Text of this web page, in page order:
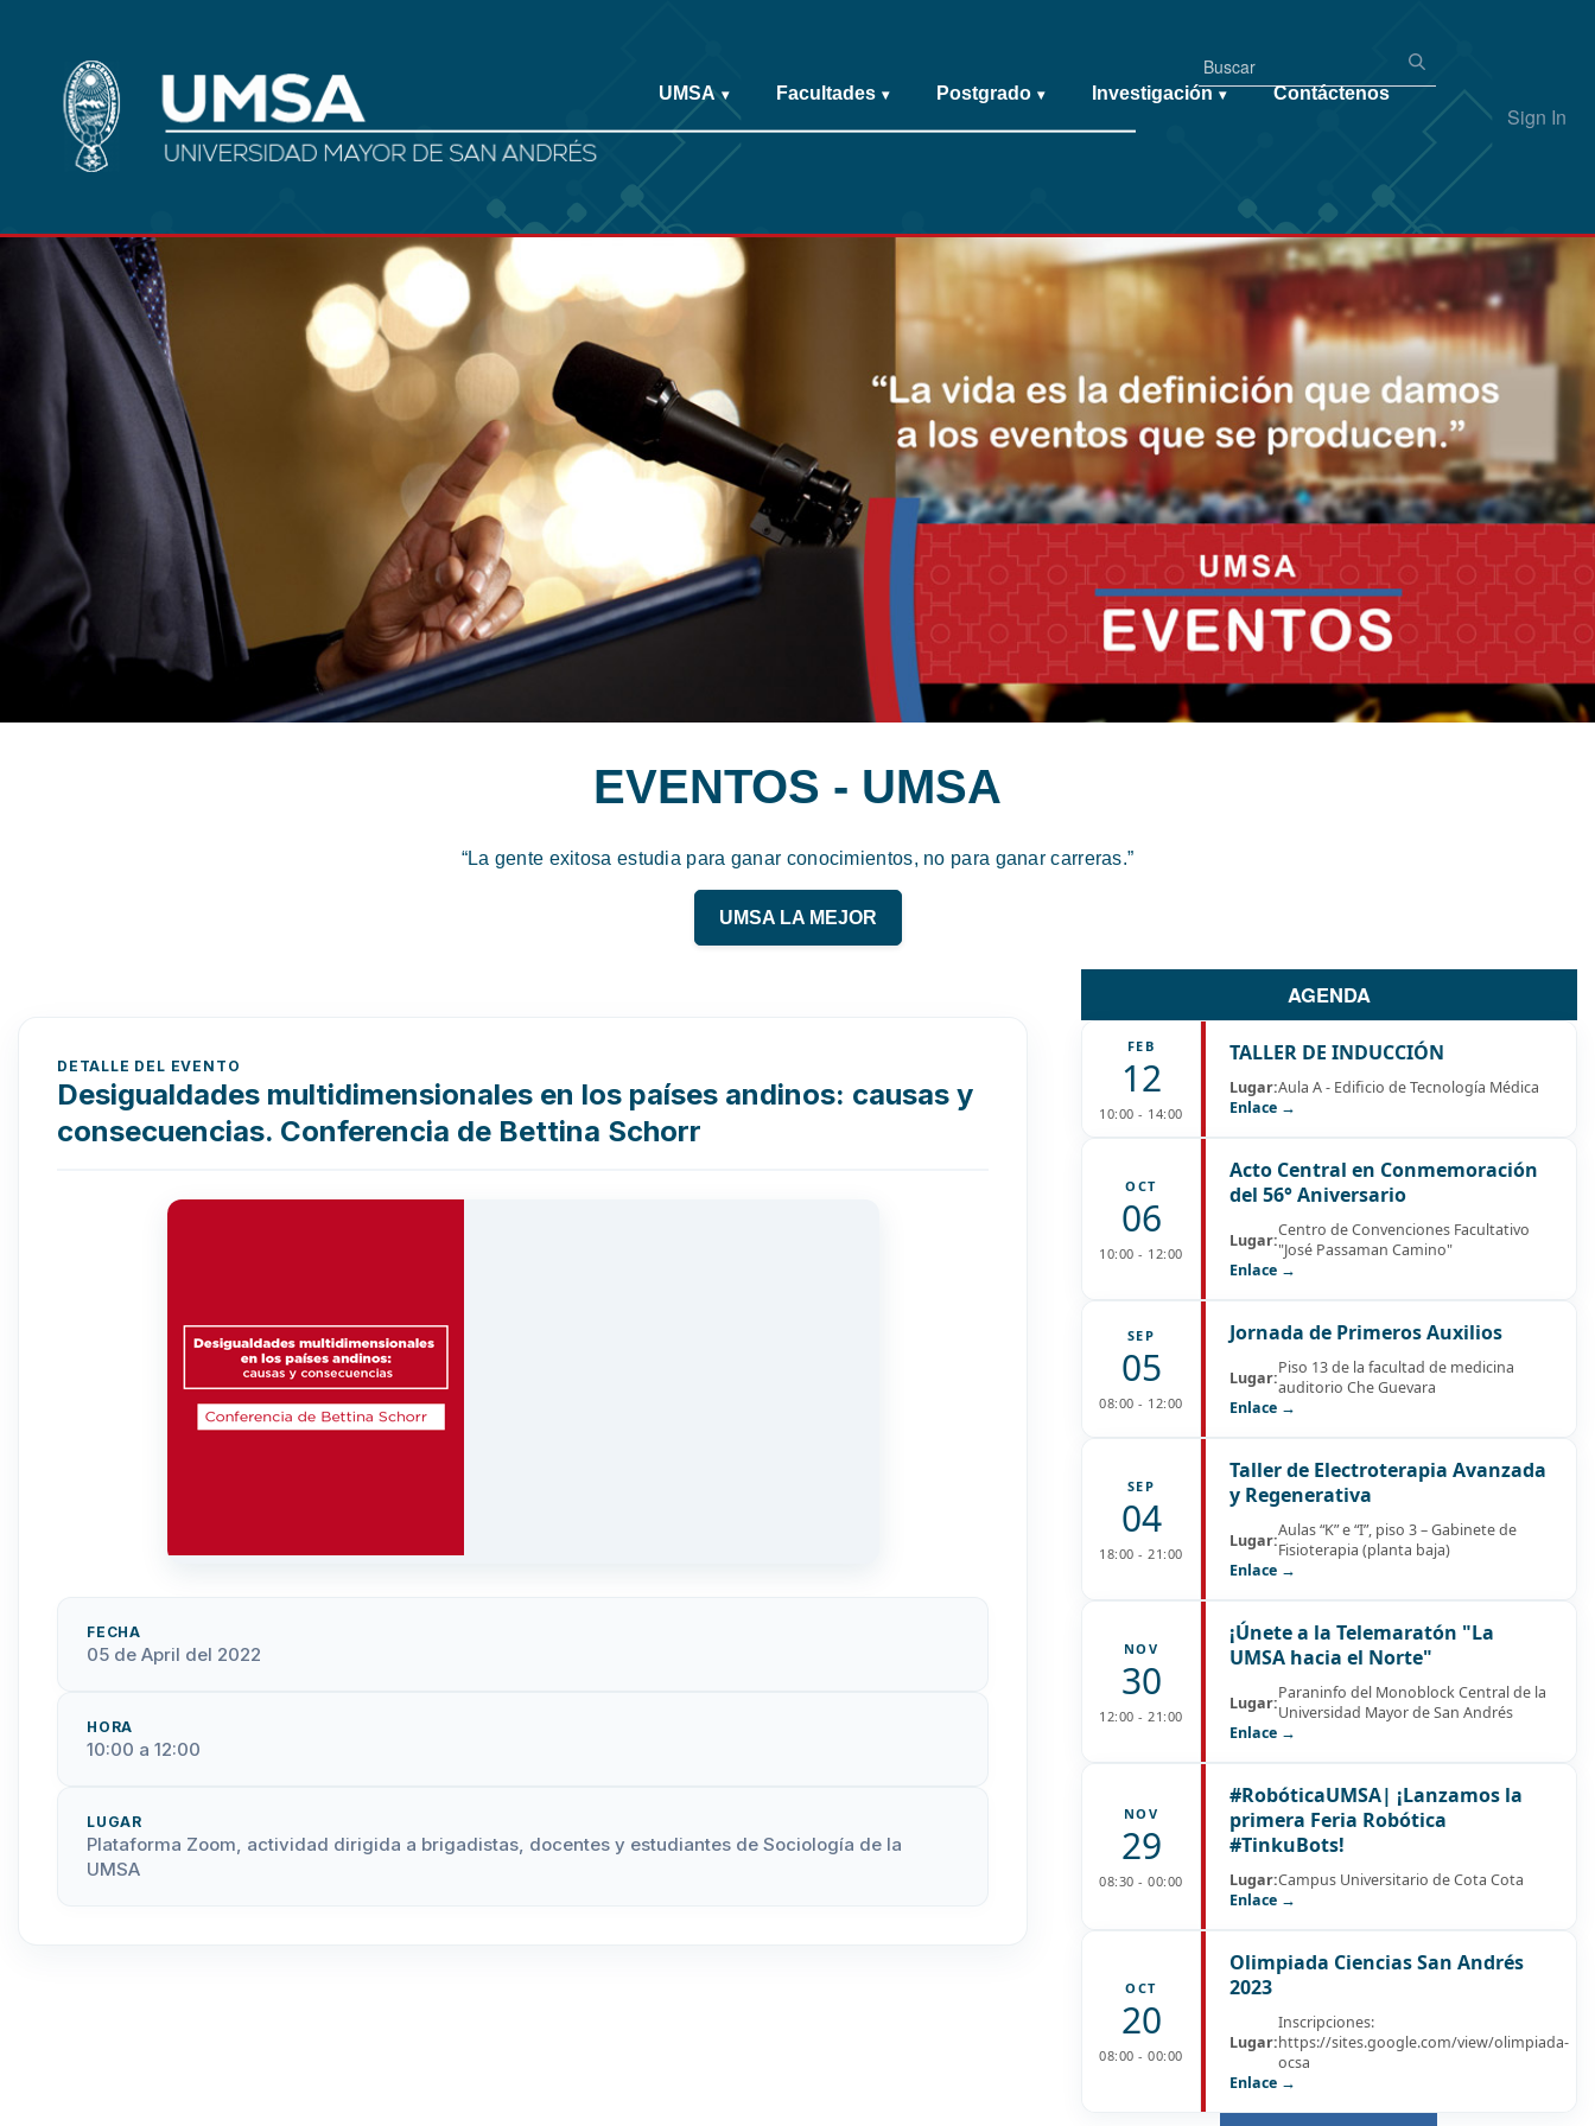
Sign In
UMSA ▾ Facultades ▾ Postgrado ▾ Investigación ▾ Contáctenos
EVENTOS - UMSA
“La gente exitosa estudia para ganar conocimientos, no para ganar carreras.”
UMSA LA MEJOR
DETALLE DEL EVENTO
Desigualdades multidimensionales en los países andinos: causas y
consecuencias. Conferencia de Bettina Schorr
FECHA
05 de April del 2022
HORA
10:00 a 12:00
LUGAR
Plataforma Zoom, actividad dirigida a brigadistas, docentes y estudiantes de Sociología de la
UMSA
AGENDA
FEB
12
10:00 - 14:00
TALLER DE INDUCCIÓN
Lugar:Aula A - Edificio de Tecnología Médica
Enlace →
OCT
06
10:00 - 12:00
Acto Central en Conmemoración
del 56° Aniversario
Lugar:Centro de Convenciones Facultativo
"José Passaman Camino"
Enlace →
SEP
05
08:00 - 12:00
Jornada de Primeros Auxilios
Lugar:Piso 13 de la facultad de medicina
auditorio Che Guevara
Enlace →
SEP
04
18:00 - 21:00
Taller de Electroterapia Avanzada
y Regenerativa
Lugar:Aulas “K” e “I”, piso 3 – Gabinete de
Fisioterapia (planta baja)
Enlace →
NOV
30
12:00 - 21:00
¡Únete a la Telemaratón "La
UMSA hacia el Norte"
Lugar:Paraninfo del Monoblock Central de la
Universidad Mayor de San Andrés
Enlace →
NOV
29
08:30 - 00:00
#RobóticaUMSA| ¡Lanzamos la
primera Feria Robótica
#TinkuBots!
Lugar:Campus Universitario de Cota Cota
Enlace →
OCT
20
08:00 - 00:00
Olimpiada Ciencias San Andrés
2023
Lugar:
Inscripciones:
https://sites.google.com/view/olimpiada-
ocsa
Enlace →